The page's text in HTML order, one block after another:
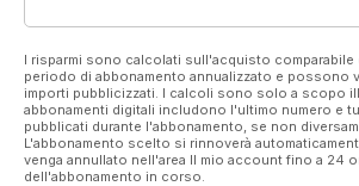
I risparmi sono calcolati sull'acquisto comparabile
periodo di abbonamento annualizzato e possono
importi pubblicizzati. I calcoli sono solo a scopo
abbonamenti digitali includono l'ultimo numero e
pubblicati durante l'abbonamento, se non
L'abbonamento scelto si rinnoverà
venga annullato nell'area Il mio account fino a 24
dell'abbonamento in corso.